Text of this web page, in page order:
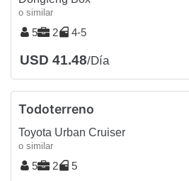
o similar
5 2 4-5
USD 41.48/Día
Todoterreno
Toyota Urban Cruiser
o similar
5 2 5